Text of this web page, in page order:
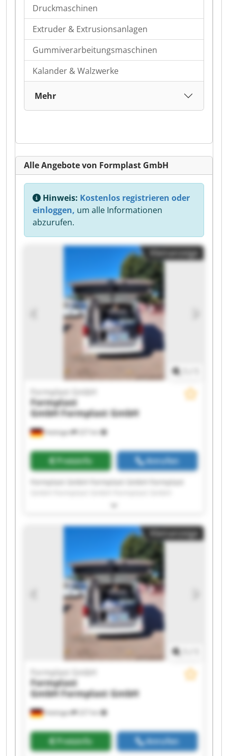
Druckmaschinen
Extruder & Extrusionsanlagen
Gummiverarbeitungsmaschinen
Kalander & Walzwerke
Mehr
Alle Angebote von Formplast GmbH
Hinweis: Kostenlos registrieren oder
einloggen, um alle Informationen
abzurufen.
Kleinanzeige
Hattingen 227 km
Formplast GmbH
Formplast
GmbH Formplast GmbH
Preisinfo Anrufen
Formplast GmbH Formplast GmbH Formplast
Formplast GmbH Formplast GmbH Formplast
GmbH Formplast GmbH Formplast GmbH
Formplast GmbH Formplast GmbH Formplast
GmbH Formplast GmbH Formplast GmbH
Kleinanzeige
Hattingen 227 km
Formplast GmbH
Formplast
GmbH Formplast GmbH
Preisinfo Anrufen